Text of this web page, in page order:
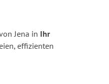
Jena in Ihr
effizienten